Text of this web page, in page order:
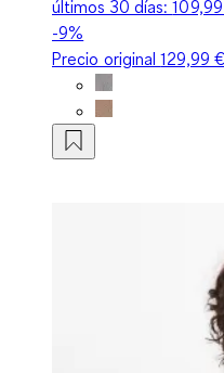
últimos 30 días:
-9%
Precio original129,99 €